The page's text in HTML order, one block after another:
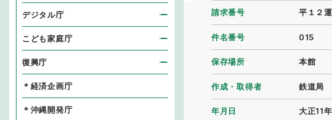
請求番号 平１２
件名番号 015
保存場所 本館
作成・取得者 鉄道局
年月日 大正11
デジタル庁
こども家庭庁
復興庁
＊経済企画庁
＊沖縄開発庁